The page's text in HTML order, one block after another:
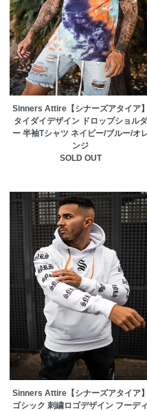
Sinners Attire【シナーズアタイア】
タイダイデザイン ドロップショルダ
ー 半袖Tシャツ ネイビー/ブルー/オ
ンジ
SOLD OUT
Sinners Attire【シナーズアタイア】
ゴシック 刺繍ロゴデザイン フーディ